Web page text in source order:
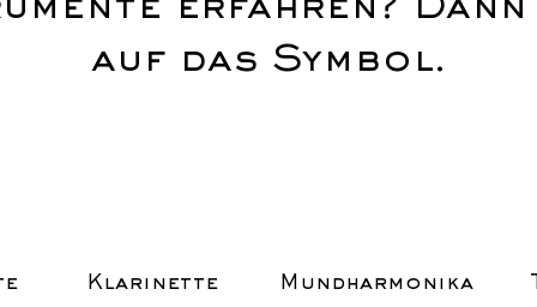
erfahren?
auf das Symbol.​
Klarinette Mundharmonika